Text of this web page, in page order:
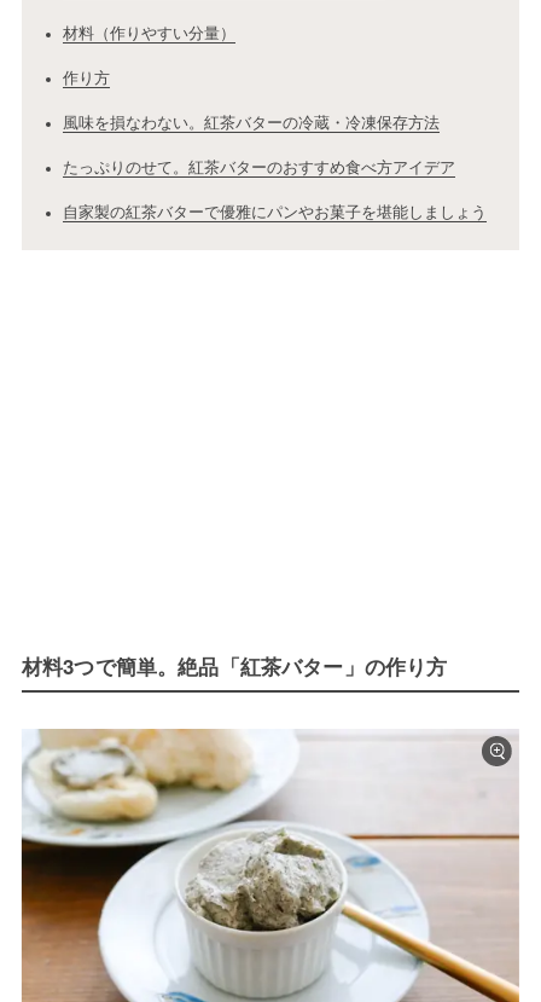
材料（作りやすい分量）
作り方
風味を損なわない。紅茶バターの冷蔵・冷凍保存方法
たっぷりのせて。紅茶バターのおすすめ食べ方アイデア
自家製の紅茶バターで優雅にパンやお菓子を堪能しましょう
材料3つで簡単。絶品「紅茶バター」の作り方